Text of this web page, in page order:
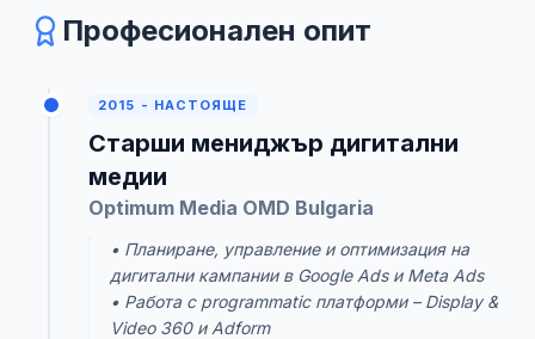
Професионален опит
2015 - НАСТОЯЩЕ
Старши мениджър дигитални
медии
Optimum Media OMD Bulgaria
• Планиране, управление и оптимизация на
дигитални кампании в Google Ads и Meta Ads
• Работа с programmatic платформи – Display &
Video 360 и Adform